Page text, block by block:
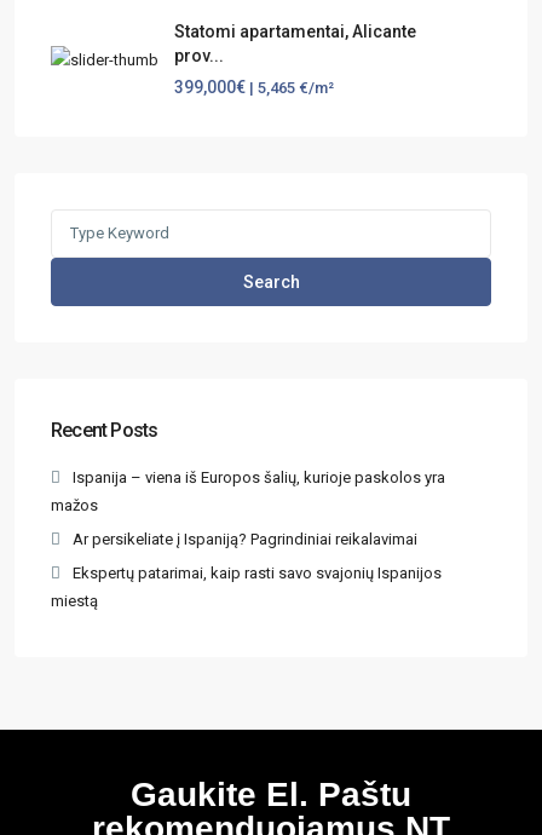
Statomi apartamentai, Alicante
prov...
399,000€ | 5,465 €/m²
Search
Recent Posts
Ispanija – viena iš Europos šalių, kurioje paskolos yra
mažos
Ar persikeliate į Ispaniją? Pagrindiniai reikalavimai
Ekspertų patarimai, kaip rasti savo svajonių Ispanijos
miestą
Gaukite El. Paštu